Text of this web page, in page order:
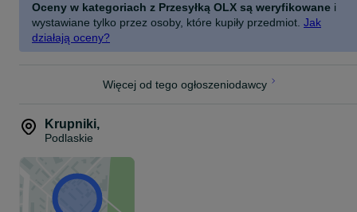
Oceny w kategoriach z Przesyłką OLX są weryfikowane i
wystawiane tylko przez osoby, które kupiły przedmiot. Jak
działają oceny?
Więcej od tego ogłoszeniodawcy
Krupniki,
Podlaskie